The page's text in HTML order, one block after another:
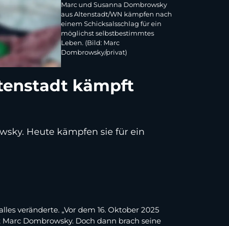
Marc und Susanna Dombrowsky
aus Altenstadt/WN kämpfen nach
einem Schicksalsschlag für ein
möglichst selbstbestimmtes
Leben. (Bild: Marc
Dombrowsky/privat)
kämpft
Heute kämpfen sie für ein
veränderte. „Vor dem 16. Oktober 2025
Dombrowsky. Doch dann brach seine